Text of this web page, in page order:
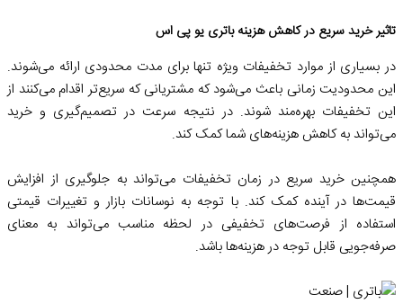
تاثیر خرید سریع در کاهش هزینه باتری یو پی اس
در بسیاری از موارد تخفیفات ویژه تنها برای مدت محدودی ارائه می‌شوند.
این محدودیت زمانی باعث می‌شود که مشتریانی که سریع‌تر اقدام می‌کنند از
این تخفیفات بهره‌مند شوند. در نتیجه سرعت در تصمیم‌گیری و خرید
می‌تواند به کاهش هزینه‌های شما کمک کند.
همچنین خرید سریع در زمان تخفیفات می‌تواند به جلوگیری از افزایش
قیمت‌ها در آینده کمک کند. با توجه به نوسانات بازار و تغییرات قیمتی
استفاده از فرصت‌های تخفیفی در لحظه مناسب می‌تواند به معنای
صرفه‌جویی قابل توجه در هزینه‌ها باشد.